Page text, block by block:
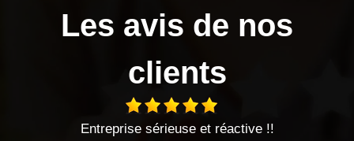
Les avis de nos
clients
sérieuse et réactive !!
entreprise sérieuse